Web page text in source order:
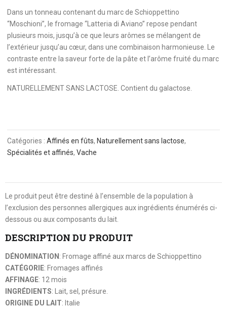
Dans un tonneau contenant du marc de Schioppettino
“Moschioni”, le fromage “Latteria di Aviano” repose pendant
plusieurs mois, jusqu’à ce que leurs arômes se mélangent de
l’extérieur jusqu’au cœur, dans une combinaison harmonieuse. Le
contraste entre la saveur forte de la pâte et l’arôme fruité du marc
est intéressant.
NATURELLEMENT SANS LACTOSE. Contient du galactose.
Catégories :Affinés en fûts, Naturellement sans lactose,
Spécialités et affinés,Vache
Le produit peut être destiné à l’ensemble de la population à
l’exclusion des personnes allergiques aux ingrédients énumérés ci-
dessous ou aux composants du lait.
DESCRIPTION DU PRODUIT
DÉNOMINATION : Fromage affiné aux marcs de Schioppettino
CATÉGORIE: Fromages affinés
AFFINAGE: 12 mois
INGRÉDIENTS: Lait, sel, présure.
ORIGINE DU LAIT: Italie